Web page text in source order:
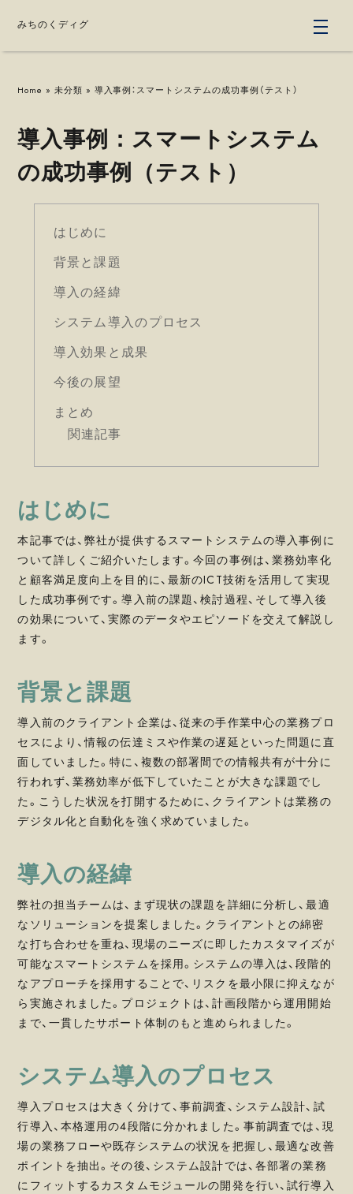
みちのくディグ
Home » 未分類 » 導入事例：スマートシステムの成功事例（テスト）
導入事例：スマートシステム
の成功事例（テスト）
はじめに
背景と課題
導入の経緯
システム導入のプロセス
導入効果と成果
今後の展望
まとめ
関連記事
はじめに
本記事では、弊社が提供するスマートシステムの導入事例に
ついて詳しくご紹介いたします。今回の事例は、業務効率化
と顧客満足度向上を目的に、最新のICT技術を活用して実現
した成功事例です。導入前の課題、検討過程、そして導入後
の効果について、実際のデータやエピソードを交えて解説し
ます。
背景と課題
導入前のクライアント企業は、従来の手作業中心の業務プロ
セスにより、情報の伝達ミスや作業の遅延といった問題に直
面していました。特に、複数の部署間での情報共有が十分に
行われず、業務効率が低下していたことが大きな課題でし
た。こうした状況を打開するために、クライアントは業務の
デジタル化と自動化を強く求めていました。
導入の経緯
弊社の担当チームは、まず現状の課題を詳細に分析し、最適
なソリューションを提案しました。クライアントとの綿密
な打ち合わせを重ね、現場のニーズに即したカスタマイズが
可能なスマートシステムを採用。システムの導入は、段階的
なアプローチを採用することで、リスクを最小限に抑えなが
ら実施されました。プロジェクトは、計画段階から運用開始
まで、一貫したサポート体制のもと進められました。
システム導入のプロセス
導入プロセスは大きく分けて、事前調査、システム設計、試
行導入、本格運用の4段階に分かれました。事前調査では、現
場の業務フローや既存システムの状況を把握し、最適な改善
ポイントを抽出。その後、システム設計では、各部署の業務
にフィットするカスタムモジュールの開発を行い、試行導入